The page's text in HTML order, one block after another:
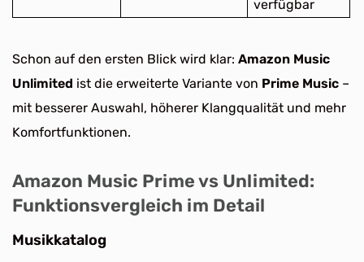
verfügbar
Schon auf den ersten Blick wird klar: Amazon Music
Unlimited ist die erweiterte Variante von Prime Music –
mit besserer Auswahl, höherer Klangqualität und mehr
Komfortfunktionen.
Amazon Music Prime vs Unlimited:
Funktionsvergleich im Detail
Musikkatalog